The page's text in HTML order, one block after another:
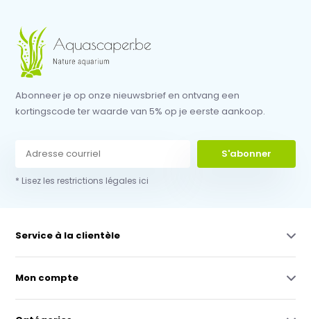
Abonneer je op onze nieuwsbrief en ontvang een
kortingscode ter waarde van 5% op je eerste aankoop.
S'abonner
* Lisez les restrictions légales ici
Service à la clientèle
Mon compte